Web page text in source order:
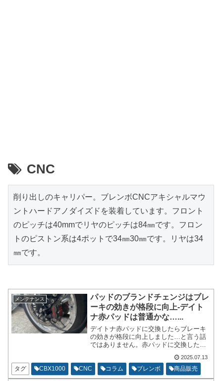
CNC
削り出しのキャリパー。ブレンボCNCアキシャルマウ
ントハードアノダイズドを装着しています。フロント
のピッチは40mmでリヤのピッチは84㎜です。フロン
トのピストン系は4ポットで34㎜30㎜です。リヤは34
㎜です。
メンテナンス
パッドのブランドチェンジはブレ
ーキの効きが格段に向上-デイト
ナ赤パッドは普通かな…...
デイトナ赤パッドに交換したらブレーキ
の効きが格段に向上しました…と言う話
ではありません。赤パッドに交換した事
分かりましたというお話です。私の
CBX1000はブレンボの4potアキシャルに
しております。
2025.07.13
タグ CBX1000 CNC コラム ブレンボ 商品販売